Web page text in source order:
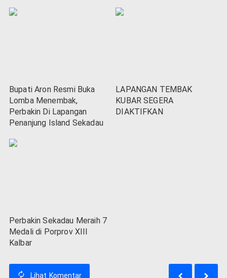
Bupati Aron Resmi Buka
Lomba Menembak,
Perbakin Di Lapangan
Penanjung Island Sekadau
LAPANGAN TEMBAK
KUBAR SEGERA
DIAKTIFKAN
Perbakin Sekadau Meraih 7
Medali di Porprov XIII
Kalbar
Lihat Komentar